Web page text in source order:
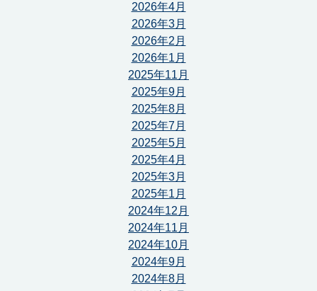
2026年4月
2026年3月
2026年2月
2026年1月
2025年11月
2025年9月
2025年8月
2025年7月
2025年5月
2025年4月
2025年3月
2025年1月
2024年12月
2024年11月
2024年10月
2024年9月
2024年8月